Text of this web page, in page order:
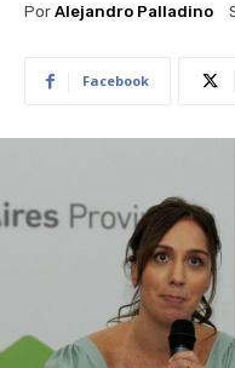
Por Alejandro Palladino
Facebook